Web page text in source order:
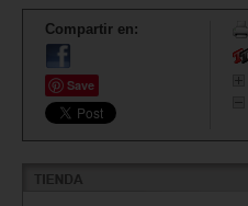
Compartir en:
Save